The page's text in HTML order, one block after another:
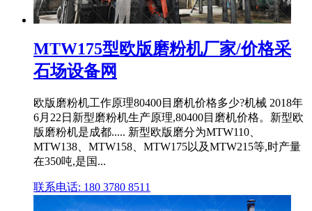
MTW175型欧版磨粉机厂家/价格采
石场设备网
欧版磨粉机工作原理80400目磨机价格多少?机械 2018年
6月22日新型磨粉机生产原理,80400目磨机价格。新型欧
版磨粉机是成都..... 新型欧版磨分为MTW110、
MTW138、MTW158、MTW175以及MTW215等,时产量
在350吨,是国...
联系电话: 180 3780 8511